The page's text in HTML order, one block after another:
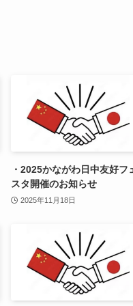
・2025かながわ日中友好フ
スタ開催のお知らせ
2025年11月18日